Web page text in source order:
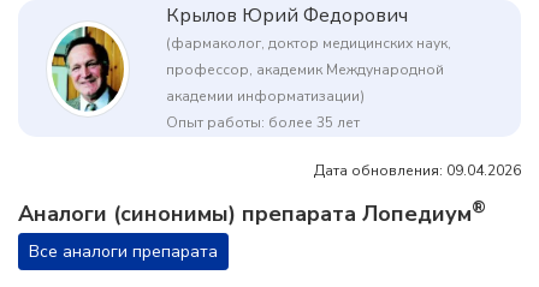
Крылов Юрий Федорович
(фармаколог, доктор медицинских наук,
профессор, академик Международной
академии информатизации)
Опыт работы: более 35 лет
Дата обновления: 09.04.2026
Аналоги (синонимы) препарата Лопедиум®
Все аналоги препарата